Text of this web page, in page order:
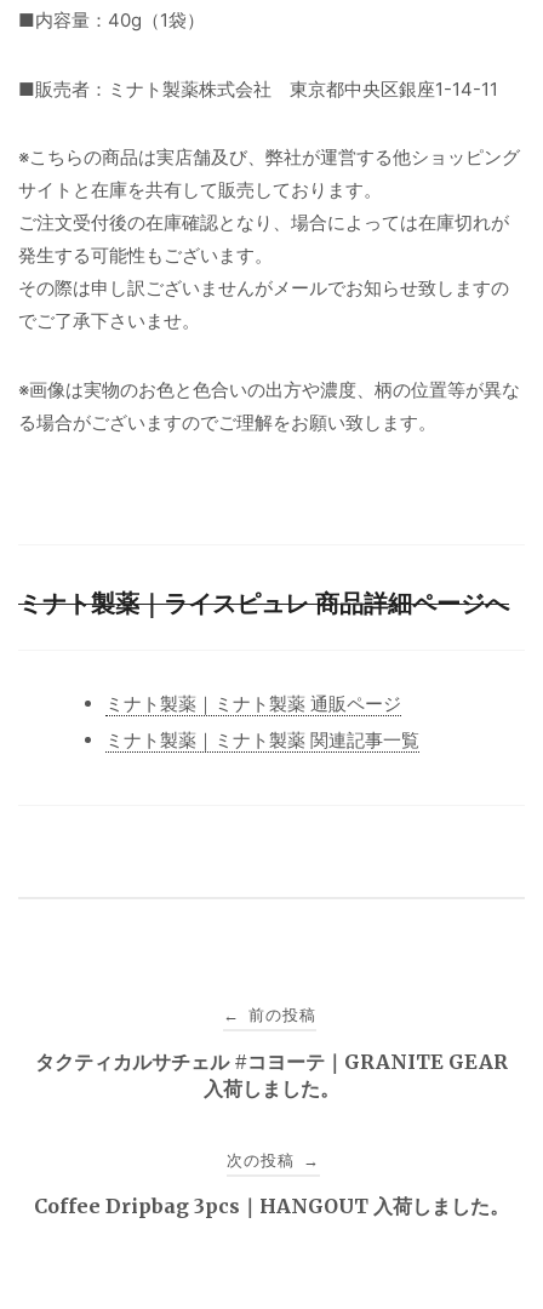
■内容量：40g（1袋）
■販売者：ミナト製薬株式会社 東京都中央区銀座1-14-11
※こちらの商品は実店舗及び、弊社が運営する他ショッピング
サイトと在庫を共有して販売しております。
ご注文受付後の在庫確認となり、場合によっては在庫切れが
発生する可能性もございます。
その際は申し訳ございませんがメールでお知らせ致しますの
でご了承下さいませ。
※画像は実物のお色と色合いの出方や濃度、柄の位置等が異な
る場合がございますのでご理解をお願い致します。
ミナト製薬｜ライスピュレ 商品詳細ページへ
ミナト製薬｜ミナト製薬 通販ページ
ミナト製薬｜ミナト製薬 関連記事一覧
稿
ゲ
← 前の投稿
タクティカルサチェル #コヨーテ｜GRANITE GEAR
入荷しました。
次の投稿 →
Coffee Dripbag 3pcs｜HANGOUT 入荷しました。